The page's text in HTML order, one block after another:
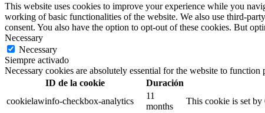
This website uses cookies to improve your experience while you
working of basic functionalities of the website. We also use third-
consent. You also have the option to opt-out of these cookies. But
Necessary
Necessary
Siempre activado
Necessary cookies are absolutely essential for the website to
ID de la cookie
Duración
cookielawinfo-checkbox-analytics
11
months
This cookie is set